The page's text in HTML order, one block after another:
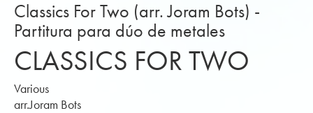
Classics For Two (arr. Joram Bots) -
Partitura para dúo de metales
CLASSICS FOR TWO
Various
arr.Joram Bots